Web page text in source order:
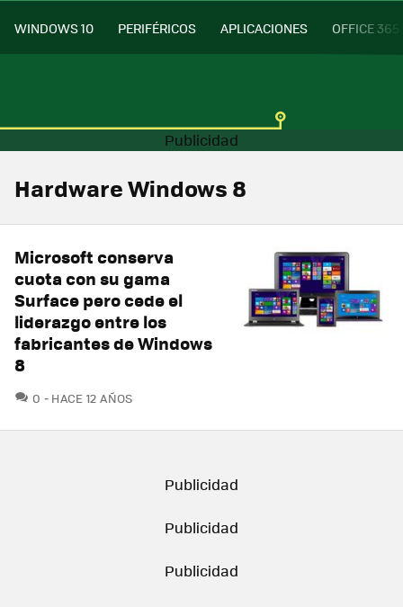
WINDOWS 10 PERIFÉRICOS APLICACIONES OFFICE 365
Hardware Windows 8
Microsoft conserva
cuota con su gama
Surface pero cede el
liderazgo entre los
fabricantes de Windows
8
0 COMENTARIOS
HACE 12 AÑOS